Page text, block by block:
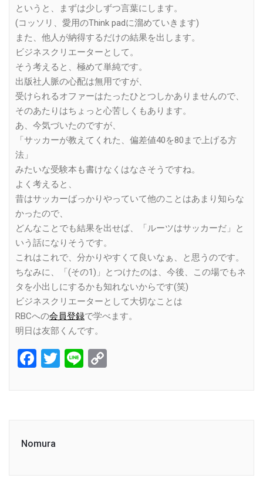
というと、まずは少しずつ言葉にします。
(コッソリ、愛用のThink padに溜めていきます)
また、他人が納得するだけの結果を出します。
ビジネスクリエーターとして。
そう考えると、極めて単純です。
出版社人脈の心配は無用ですが、
受けられるオファーはたったひとつしかありませんので、
そのあたりはちょっと心苦しくもあります。
あ、今気づいたのですが、
「サッカーが教えてくれた、偏差値40を80まで上げる方
法」
みたいな受験本も書けなくはなさそうですね。
よく考えると、
昔はサッカーばっかりやっていて他のことはあまり知らな
かったので、
どんなことでも結果を出せば、「ルーツはサッカーだ」と
いう話になりそうです。
これはこれで、分かりやすくて良いなぁ、と思うのです。
ちなみに、「(その1)」とつけたのは、今後、この場でもネ
タを小出しにするかも知れないからです(笑)
ビジネスクリエーターとして大切なことは
RBCへの会員登録で学べます。
明日は友部くんです。
Facebook
Twitter
Line
Nomura